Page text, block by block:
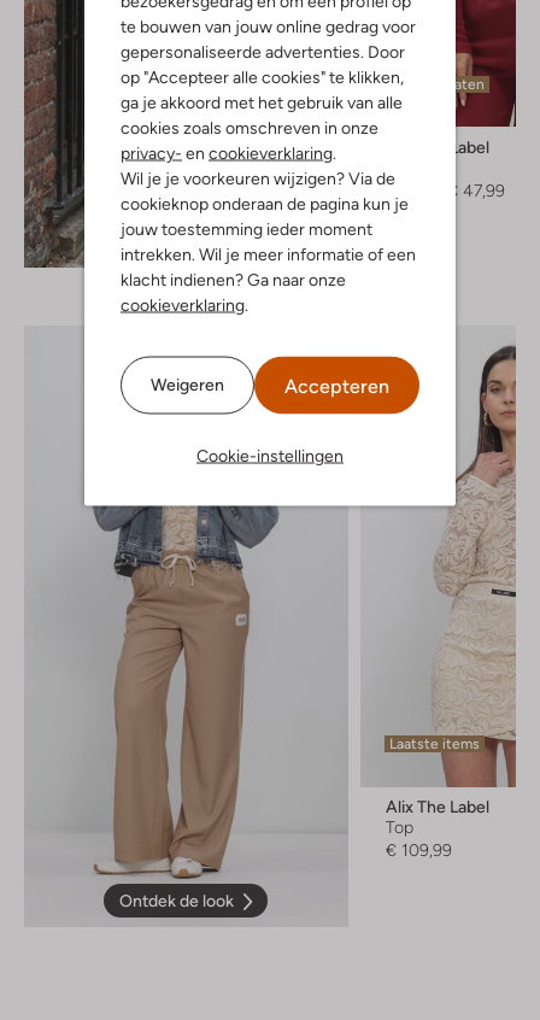
te bouwen van jouw online gedrag voor
gepersonaliseerde advertenties. Door
op "Accepteer alle cookies" te klikken,
ga je akkoord met het gebruik van alle
cookies zoals omschreven in onze
privacy- en cookieverklaring
Wil je je voorkeuren wijzigen? Via de
cookieknop onderaan de pagina kun je
jouw toestemming ieder moment
intrekken. Wil je meer informatie of een
klacht indienen? Ga naar onze
cookieverklaring
Weigeren Accepteren
Cookie-instellingen
Ontdek de look
Laatste maten
-40%
Alix The Label
€ 79,99
€ 47,99
Ontdek de look
Laatste items
Alix The Label
Top
€ 109,99